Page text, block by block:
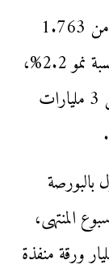
كما ارتفع رأس المال للمؤشر الأوسع نطاقًا من 1.763
تريليون جنيه إلى 1.801 تريليون جنيه بنسبة نمو 2.2%،
وصعد رأس المال السوقي لبورصة النيل من 3 مليارات
بالبورصة
المنتهى،
كمية التداول نحو 7.442 مليار ورقة منفذة